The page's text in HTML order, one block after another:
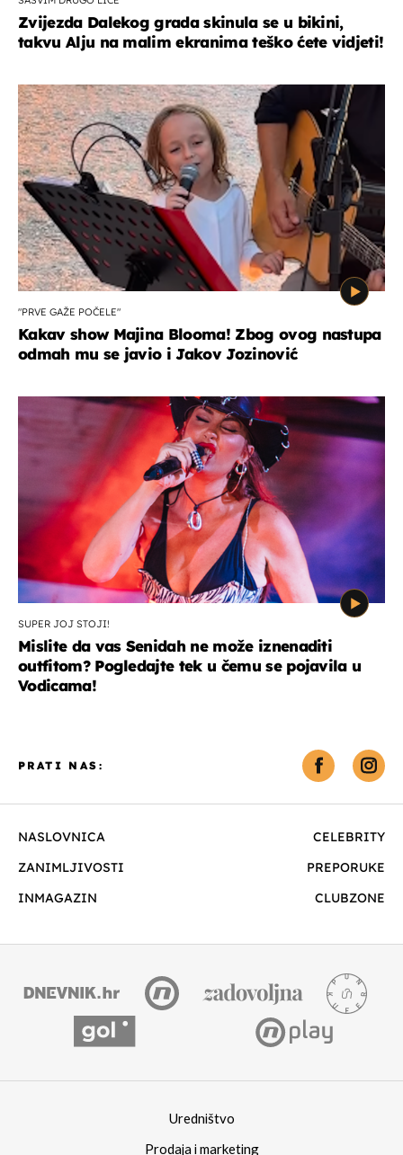
Zvijezda Dalekog grada skinula se u bikini,
takvu Alju na malim ekranima teško ćete vidjeti!
"PRVE GAŽE POČELE"
Kakav show Majina Blooma! Zbog ovog nastupa
odmah mu se javio i Jakov Jozinović
SUPER JOJ STOJI!
Mislite da vas Senidah ne može iznenaditi
outfitom? Pogledajte tek u čemu se pojavila u
Vodicama!
NASLOVNICA
CELEBRITY
ZANIMLJIVOSTI
PREPORUKE
INMAGAZIN
CLUBZONE
PRATI NAS:
Uredništvo
Prodaja i marketing